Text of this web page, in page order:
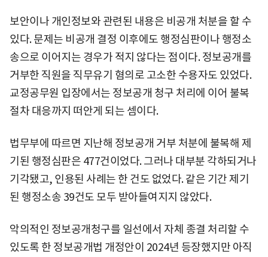
보안이나 개인정보와 관련된 내용은 비공개 처분을 할 수
있다. 문제는 비공개 결정 이후에도 행정심판이나 행정소
송으로 이어지는 경우가 적지 않다는 점이다. 정보공개를
거부한 직원을 직무유기 혐의로 고소한 수용자도 있었다.
교정공무원 입장에서는 정보공개 청구 처리에 이어 불복
절차 대응까지 떠안게 되는 셈이다.
법무부에 따르면 지난해 정보공개 거부 처분에 불복해 제
기된 행정심판은 477건이었다. 그러나 대부분 각하되거나
기각됐고, 인용된 사례는 한 건도 없었다. 같은 기간 제기
된 행정소송 39건도 모두 받아들여지지 않았다.
악의적인 정보공개청구를 일선에서 자체 종결 처리할 수
있도록 한 정보공개법 개정안이 2024년 등장했지만 아직